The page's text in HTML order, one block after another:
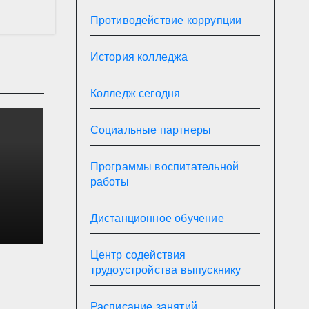
в
Противодействие коррупции
История колледжа
Колледж сегодня
Социальные партнеры
Программы воспитательной
работы
Дистанционное обучение
Центр содействия
трудоустройства выпускнику
Расписание занятий